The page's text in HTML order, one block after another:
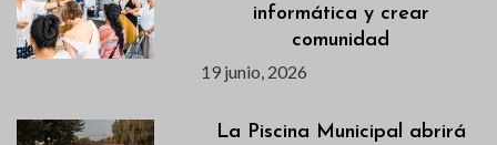
informática y crear
comunidad
19 junio, 2026
La Piscina Municipal abrirá